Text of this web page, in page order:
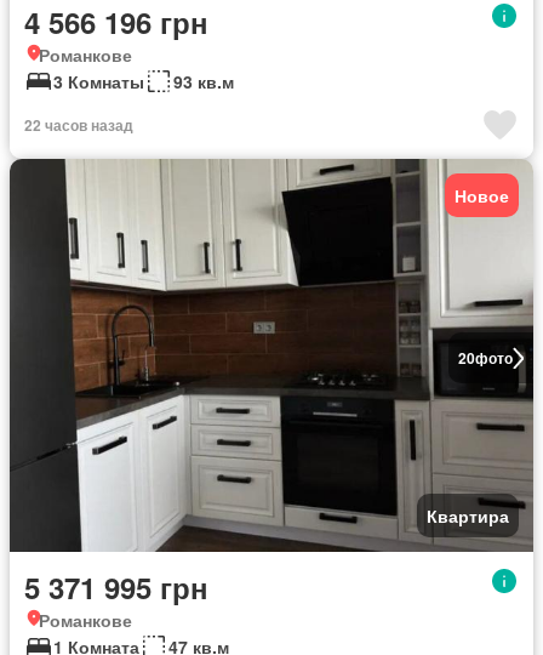
4 566 196 грн
Романкове
3 Комнаты
93 кв.м
22 часов назад
20фото
Новое
Квартира
5 371 995 грн
Романкове
1 Комната
47 кв.м